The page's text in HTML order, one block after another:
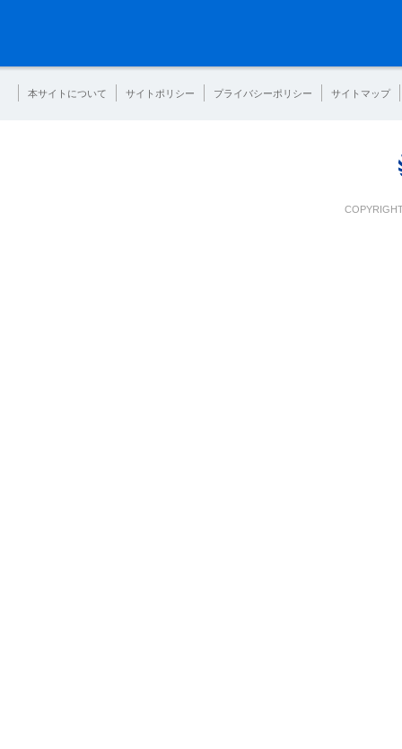
本サイトについて サイトポリシー プライバシーポリシー サイトマップ